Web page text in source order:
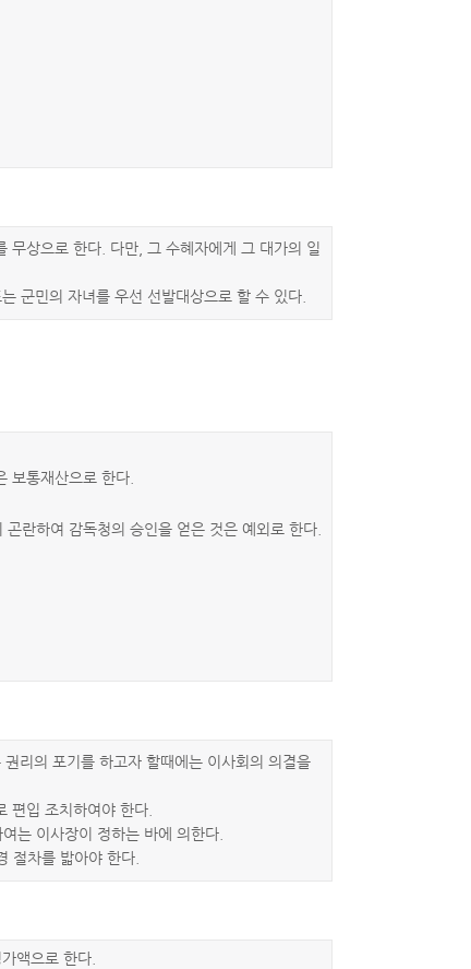
상으로 한다. 다만, 그 수혜자에게 그 대가의 일
군민의 자녀를 우선 선발대상으로 할 수 있다.
보통재산으로 한다.
란하여 감독청의 승인을 얻은 것은 예외로 한다.
리의 포기를 하고자 할때에는 이사회의 의결을
편입 조치하여야 한다.
는 이사장이 정하는 바에 의한다.
절차를 밟아야 한다.
액으로 한다.